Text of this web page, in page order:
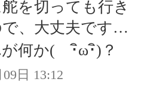
を切っても行き
で、大丈夫です…
何か( ･ิω･ิ)？
日 13:12